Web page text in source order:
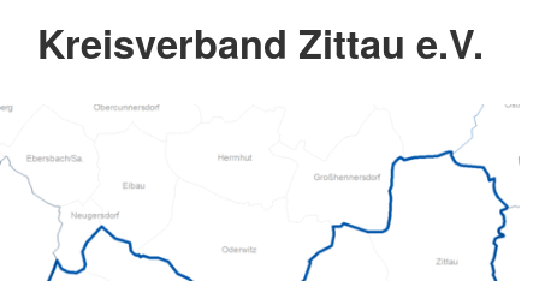
Kreisverband Zittau e.V.